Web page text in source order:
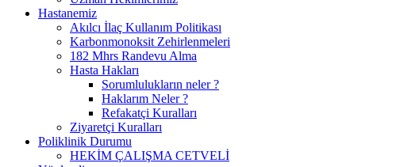
Hastanemiz
Akılcı İlaç Kullanım Politikası
Karbonmonoksit Zehirlenmeleri
182 Mhrs Randevu Alma
Hasta Hakları
Sorumlulukların neler ?
Haklarım Neler ?
Refakatçi Kuralları
Ziyaretçi Kuralları
Poliklinik Durumu
HEKİM ÇALIŞMA CETVELİ